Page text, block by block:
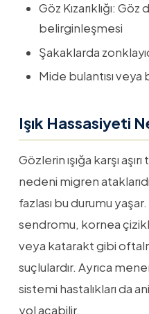
Göz Kızarıklığı: Göz
belirginleşmesi
Şakaklarda
Mide bulantısı
Işık Hassasiyeti
Gözlerin ışığa karşı
nedeni migren
fazlası bu durumu
sendromu, kornea
veya katarakt gibi
suçlulardır. Ayrıca
sistemi hastalıkları da
yol açabilir.